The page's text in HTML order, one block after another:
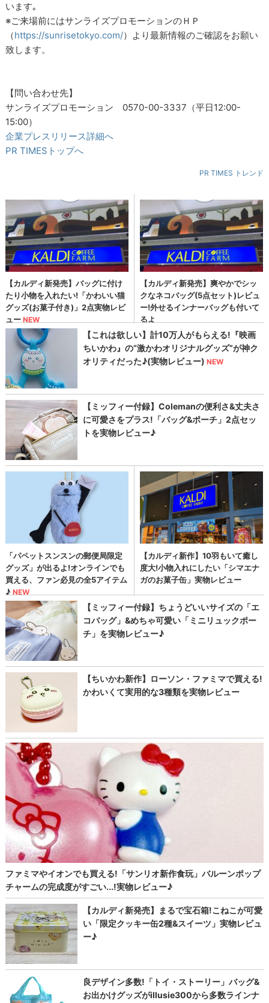
います｡
※ご来場前にはサンライズプロモーションのＨＰ
（https://sunrisetokyo.com/）より最新情報のご確認をお願い
致します。
【問い合わせ先】
サンライズプロモーション 0570-00-3337（平日12:00-
15:00）
企業プレスリリース詳細へ
PR TIMESトップへ
PR TIMES トレンド